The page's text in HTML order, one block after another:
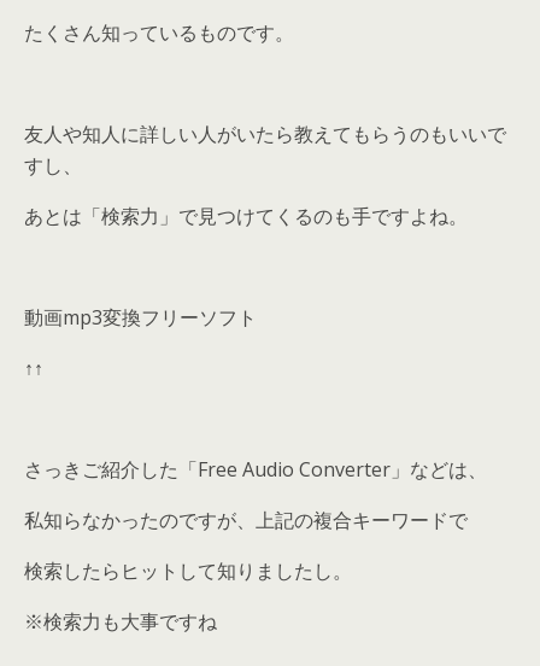
たくさん知っているものです。
友人や知人に詳しい人がいたら教えてもらうのもいいで
すし、
あとは「検索力」で見つけてくるのも手ですよね。
動画mp3変換フリーソフト
↑↑
さっきご紹介した「Free Audio Converter」などは、
私知らなかったのですが、上記の複合キーワードで
検索したらヒットして知りましたし。
※検索力も大事ですね